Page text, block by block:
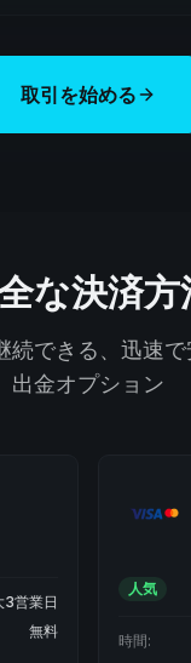
取引を始める
な決済方
続できる、迅速で
出金オプション
即時
人気
時間: